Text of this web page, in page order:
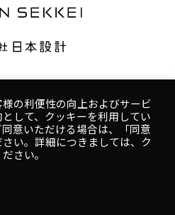
SEKKEI, INC.
康ポリシー ご利用規約
の利便性の向上およびサービ
して、クッキーを利用してい
意いただける場合は、「同意
い。詳細につきましては、ク
さい。